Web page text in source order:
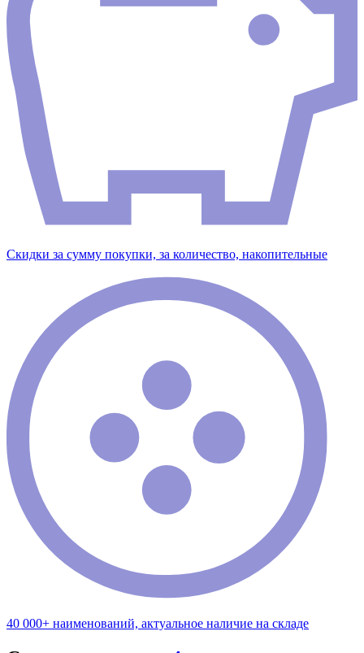
Скидки за сумму покупки, за количество, накопительные
40 000+ наименований, актуальное наличие на складе